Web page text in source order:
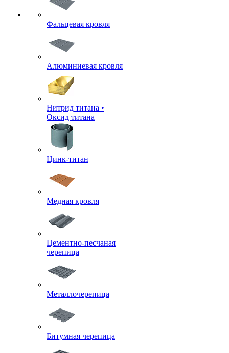
Фальцевая кровля
Алюминиевая кровля
Нитрид титана •
Оксид титана
Цинк-титан
Медная кровля
Цементно-песчаная
черепица
Металлочерепица
Битумная черепица